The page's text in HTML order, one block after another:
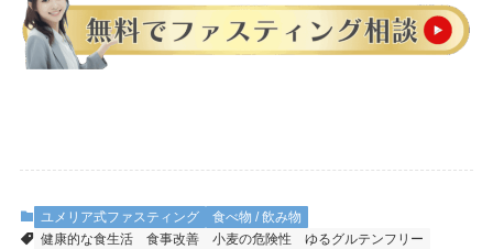
ユメリア式ファスティング
食べ物 / 飲み物
健康的な食生活
食事改善 小麦の危険性
ゆるグルテンフリー